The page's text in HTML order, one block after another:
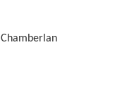
Chamberlan